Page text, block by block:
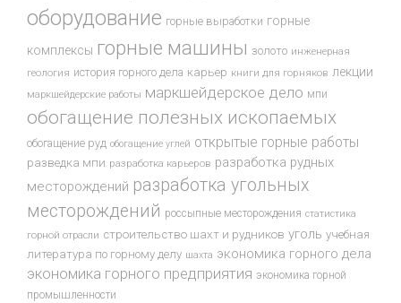
оборудование горные выработки горные
комплексы горные машины золото инженерная
геология история горного дела карьер книги для горняков лекции
маркшейдерские работы маркшейдерское дело мпи
обогащение полезных ископаемых
обогащение руд обогащение углей открытые горные работы
разведка мпи разработка карьеров разработка рудных
месторождений разработка угольных
месторождений россыпные месторождения статистика
горной отрасли строительство шахт и рудников уголь учебная
литература по горному делу шахта экономика горного дела
экономика горного предприятия экономика горной
промышленности